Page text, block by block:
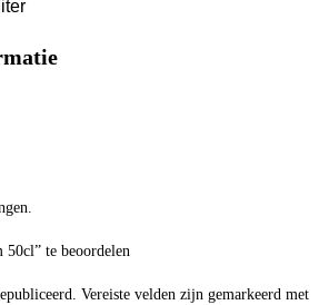
50cl” te beoordelen
Vereiste velden zijn gemarkeerd met